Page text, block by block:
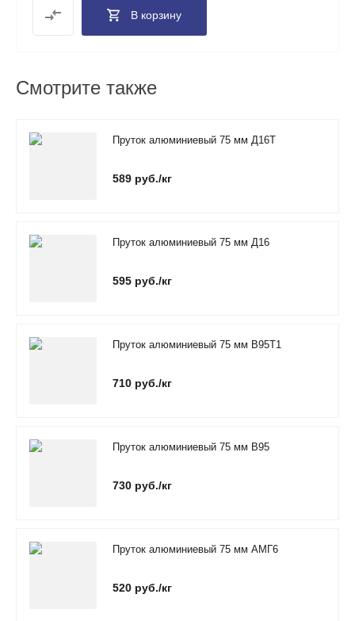
В корзину
Смотрите также
Пруток алюминиевый 75 мм Д16Т
589 руб./кг
Пруток алюминиевый 75 мм Д16
595 руб./кг
Пруток алюминиевый 75 мм В95Т1
710 руб./кг
Пруток алюминиевый 75 мм В95
730 руб./кг
Пруток алюминиевый 75 мм АМГ6
520 руб./кг